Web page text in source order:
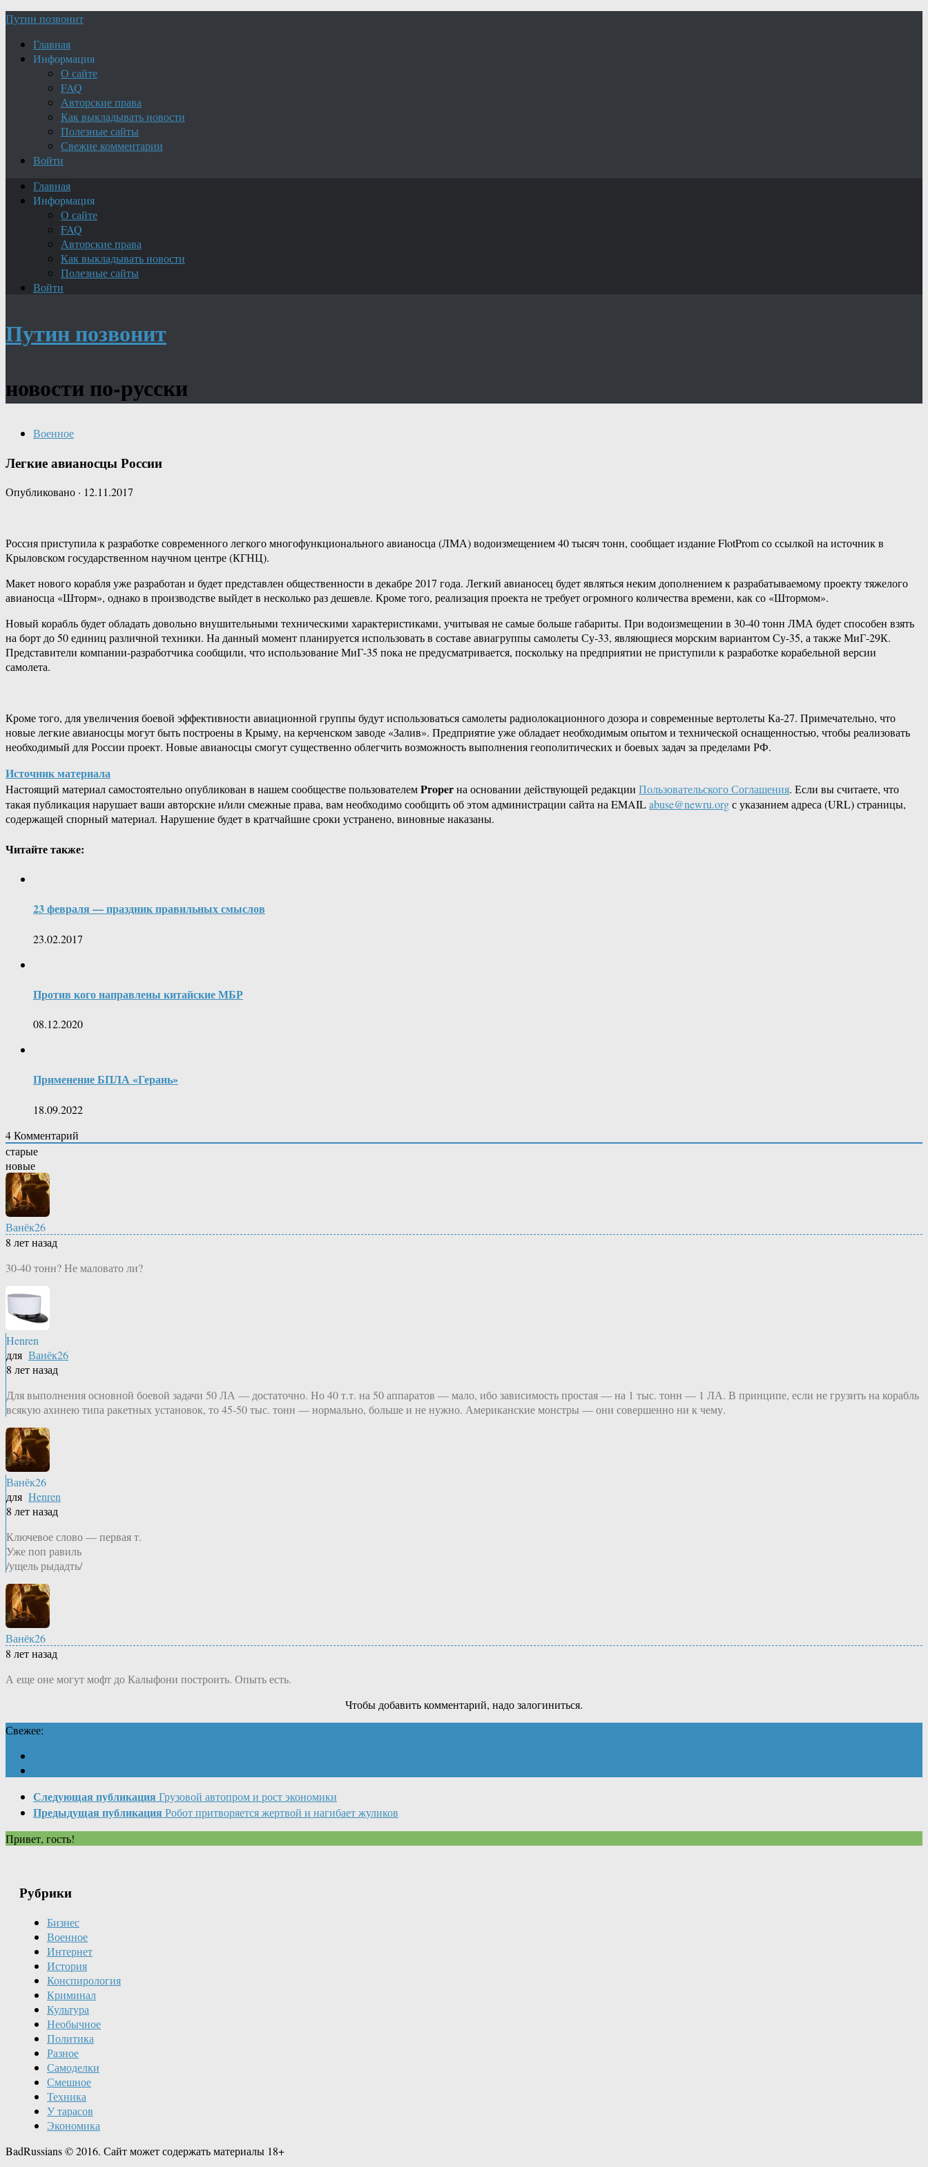
Путин позвонит
Главная
Информация
О сайте
FAQ
Авторские права
Как выкладывать новости
Полезные сайты
Свежие комментарии
Войти
Главная
Информация
О сайте
FAQ
Авторские права
Как выкладывать новости
Полезные сайты
Войти
Путин позвонит
новости по-русски
Военное
Легкие авианосцы России
Опубликовано · 12.11.2017
Россия приступила к разработке современного легкого многофункционального авианосца (ЛМА) водоизмещением 40 тысяч тонн, сообщает издание FlotProm со ссылкой на источник в
Крыловском государственном научном центре (КГНЦ).
Макет нового корабля уже разработан и будет представлен общественности в декабре 2017 года. Легкий авианосец будет являться неким дополнением к разрабатываемому проекту тяжелого
авианосца «Шторм», однако в производстве выйдет в несколько раз дешевле. Кроме того, реализация проекта не требует огромного количества времени, как со «Штормом».
Новый корабль будет обладать довольно внушительными техническими характеристиками, учитывая не самые больше габариты. При водоизмещении в 30-40 тонн ЛМА будет способен взять
на борт до 50 единиц различной техники. На данный момент планируется использовать в составе авиагруппы самолеты Су-33, являющиеся морским вариантом Су-35, а также МиГ-29К.
Представители компании-разработчика сообщили, что использование МиГ-35 пока не предусматривается, поскольку на предприятии не приступили к разработке корабельной версии
самолета.
Кроме того, для увеличения боевой эффективности авиационной группы будут использоваться самолеты радиолокационного дозора и современные вертолеты Ка-27. Примечательно, что
новые легкие авианосцы могут быть построены в Крыму, на керченском заводе «Залив». Предприятие уже обладает необходимым опытом и технической оснащенностью, чтобы реализовать
необходимый для России проект. Новые авианосцы смогут существенно облегчить возможность выполнения геополитических и боевых задач за пределами РФ.
Источник материала
Настоящий материал самостоятельно опубликован в нашем сообществе пользователемProperна основании действующей редакции Пользовательского Соглашения. Если вы считаете, что
такая публикация нарушает ваши авторские и/или смежные права, вам необходимо сообщить об этом администрации сайта на EMAILabuse@newru.orgс указанием адреса (URL) страницы,
содержащей спорный материал. Нарушение будет в кратчайшие сроки устранено, виновные наказаны.
Читайте также:
23 февраля — праздник правильных смыслов
23.02.2017
Против кого направлены китайские МБР
08.12.2020
Применение БПЛА «Герань»
18.09.2022
4Комментарий
старые
новые
Ванёк26
8 лет назад
30-40 тонн? Не маловато ли?
Henren
для Ванёк26
8 лет назад
Для выполнения основной боевой задачи 50 ЛА — достаточно. Но 40 т.т. на 50 аппаратов — мало, ибо зависимость простая — на 1 тыс. тонн — 1 ЛА. В принципе, если не грузить на корабль
всякую ахинею типа ракетных установок, то 45-50 тыс. тонн — нормально, больше и не нужно. Американские монстры — они совершенно ни к чему.
Ванёк26
для Henren
8 лет назад
Ключевое слово — первая т.
Уже поп равиль
/ущель рыдадть/
Ванёк26
8 лет назад
А еще оне могут мофт до Калыфони построить. Опыть есть.
Чтобы добавить комментарий, надо залогиниться.
Свежее:
Следующая публикация Грузовой автопром и рост экономики
Предыдущая публикация Робот притворяется жертвой и нагибает жуликов
Привет, гость!
Рубрики
Бизнес
Военное
Интернет
История
Конспирология
Криминал
Культура
Необычное
Политика
Разное
Самоделки
Смешное
Техника
У тарасов
Экономика
BadRussians © 2016. Сайт может содержать материалы 18+